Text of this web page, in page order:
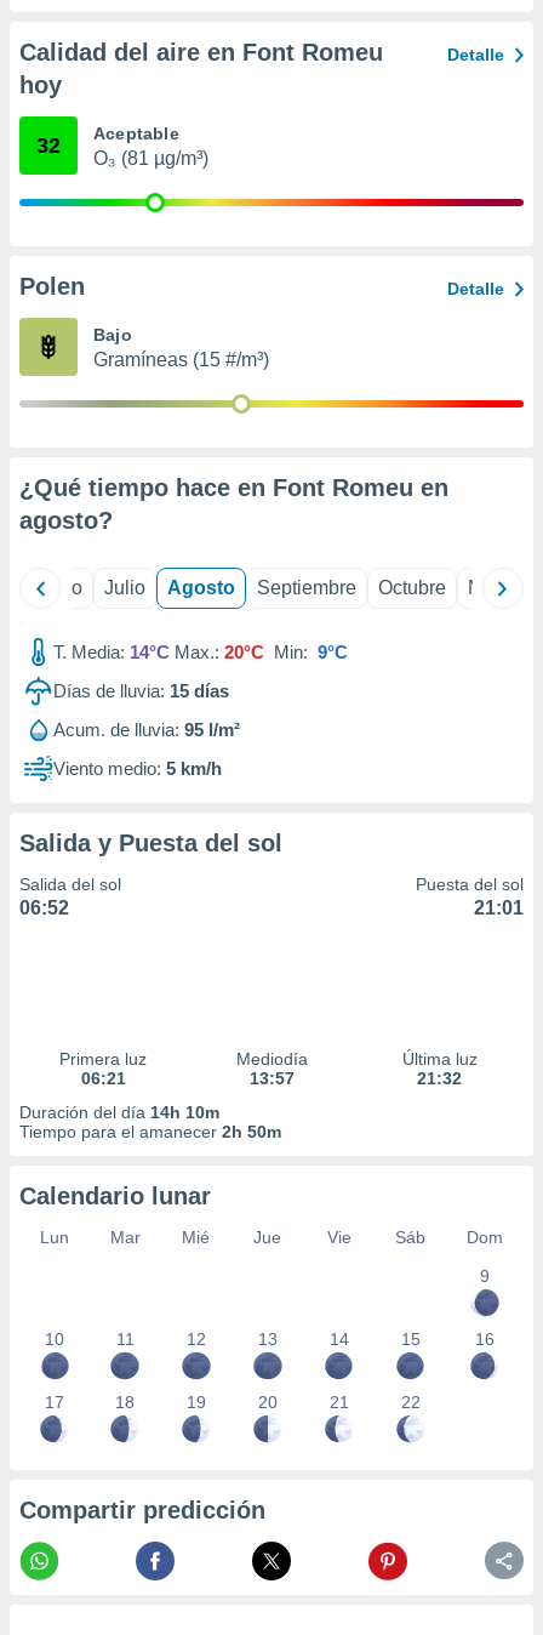
e
publicidad
1199
Calidad del aire en Font Romeu
hoy
Detalle
32 Aceptable
O₃ (81 µg/m³)
Polen Detalle
Bajo
Gramíneas (15 #/m³)
¿Qué tiempo hace en Font Romeu en
agosto?
Junio Julio Agosto Septiembre Octubre
T. Media: 14°C Max.: 20°C Min: 9°C
Días de lluvia: 15 días
Acum. de lluvia: 95 l/m²
Viento medio: 5 km/h
Salida y Puesta del sol
Salida del sol
06:52
Puesta del sol
21:01
Primera luz
06:21
Mediodía
13:57
Última luz
21:32
Duración del día 14h 10m
Tiempo para el amanecer 2h 50m
Calendario lunar
Lun Mar Mié Jue Vie Sáb
Dom
9
10 11 12 13 14 15 16
17 18 19 20 21 22
Compartir predicción